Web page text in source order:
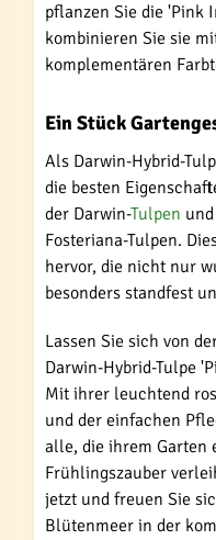
pflanzen Sie die 'Pink
kombinieren Sie sie
komplementären
Ein Stück
Als Darwin-Hybrid-
die besten
der Darwin-Tulpen
Fosteriana-Tulpen.
hervor, die nicht nur
besonders standfest
Lassen Sie sich von
Darwin-Hybrid-Tulpe
Mit ihrer leuchtend
und der einfachen
alle, die ihrem Garten
Frühlingszauber
jetzt und freuen Sie
Blütenmeer in der